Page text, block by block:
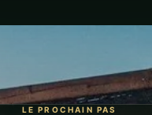
LE PROCHAIN PAS